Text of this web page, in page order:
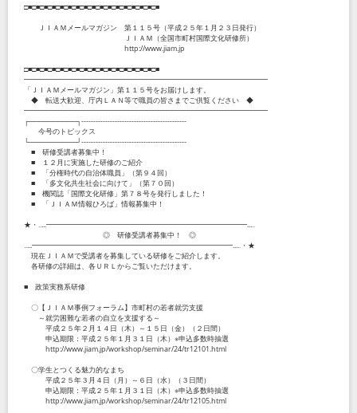
□■□■□■□■□■□■□■□■□■□■□■□■□■□■□■□■□■
ＪＩＡＭメールマガジン 第１１５号（平成２５年１月２３日発行）
ＪＩＡＭ（全国市町村国際文化研修所）
http://www.jiam.jp
□■□■□■□■□■□■□■□■□■□■□■□■□■□■□■□■□■
━━━━━━━━━━━━━━━━━━━━━━━━━━━━━━━━━━
「ＪＩＡＭメールマガジン」第１１５号をお届けします。
◆ 転送大歓迎、庁内ＬＡＮ等で職員の皆さまでご供覧ください ◆
━━━━━━━━━━━━━━━━━━━━━━━━━━━━━━━━━━
┌──────────┐--------------------------------------------
今号のトピックス
└──────────┘--------------------------------------------
■ 研修受講者募集中！
■ １２月に実施した研修のご紹介
■ 「分権時代の自治体職員」（第９４回）
■ 「多文化共生社会に向けて」（第７０回）
■ 機関誌「国際文化研修」第７８号を発行しました！
■ 「ＪＩＡＭ情報ひろば」情報募集中！
★・‥...━━━━━━━━━━━━━━━━━━━━━━━━━━━━...‥
◎ 研修受講者募集中！ ◎
‥...━━━━━━━━━━━━━━━━━━━━━━━━━━━━...‥・★
現在ＪＩＡＭで受講者を募集している研修をご紹介します。
各研修の詳細は、各ＵＲＬからご覧いただけます。
■ 政策実務系研修
〇【ＪＩＡＭ事例フォーラム】市町村の若者就労支援
～就労困難な若者の自立を支援する～
平成２５年２月１４日（木）～１５日（金）（２日間）
申込期限：平成２５年１月３１日（木）※申込多数時抽選
http://www.jiam.jp/workshop/seminar/24/tr12101.html
〇学生とつくる魅力的なまち
平成２５年３月４日（月）～６日（水）（３日間）
申込期限：平成２５年１月３１日（木）※申込多数時抽選
http://www.jiam.jp/workshop/seminar/24/tr12105.html